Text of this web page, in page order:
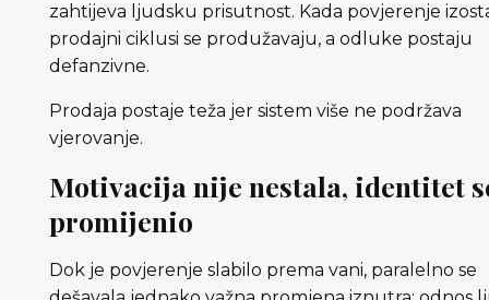
zahtijeva ljudsku prisutnost. Kada povjerenje
prodajni ciklusi se produžavaju, a odluke postaju
defanzivne.
Prodaja postaje teža jer sistem više ne podržava
vjerovanje.
Motivacija nije nestala, identitet
promijenio
Dok je povjerenje slabilo prema vani, paralelno se